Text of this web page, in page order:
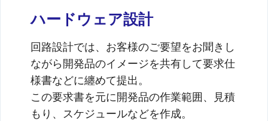
ハードウェア設計
回路設計では、お客様のご要望をお聞きし
ながら開発品のイメージを共有して要求仕
様書などに纏めて提出。
この要求書を元に開発品の作業範囲、見積
もり、スケジュールなどを作成。